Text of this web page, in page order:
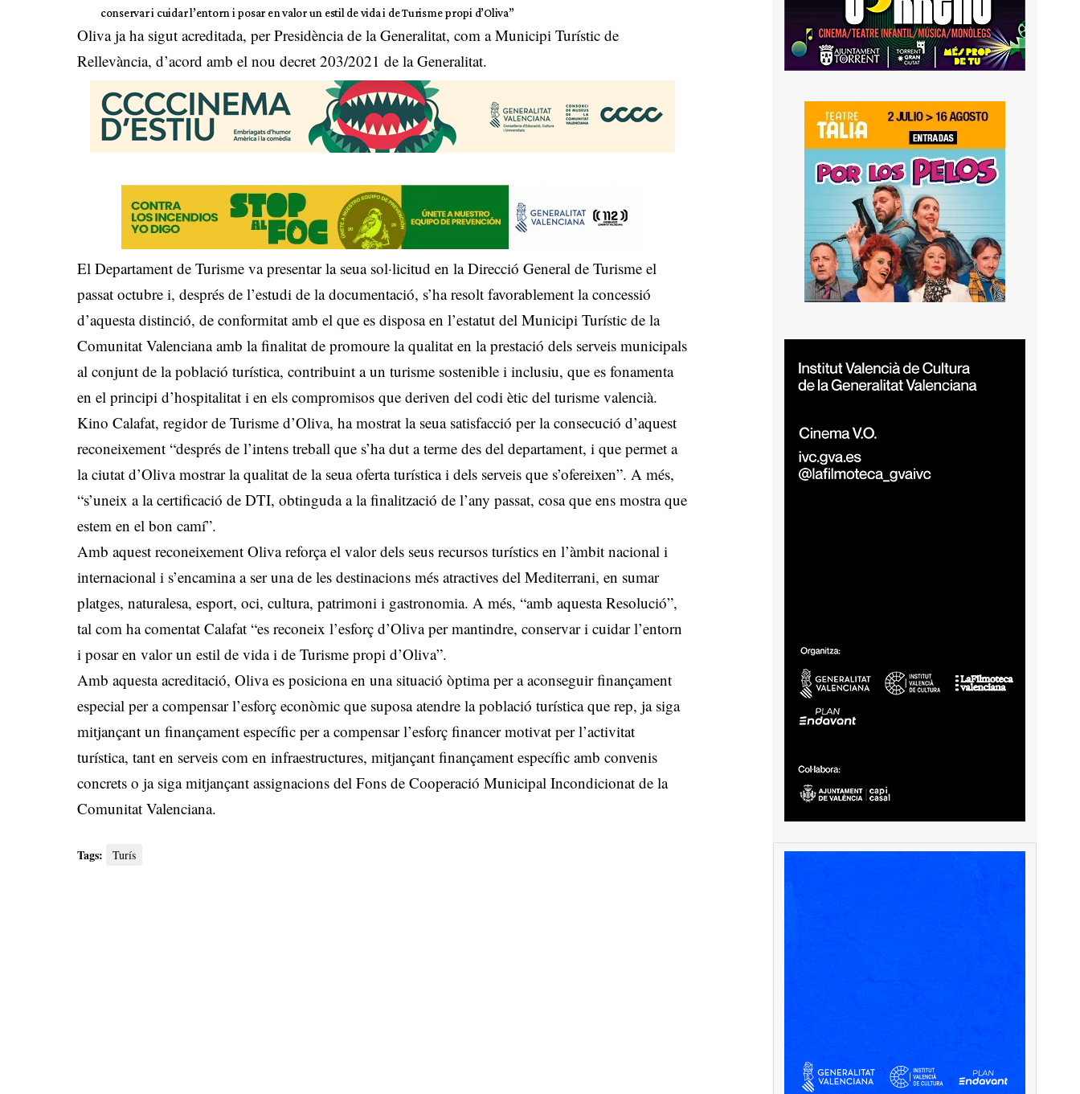
conservar i cuidar l’entorn i posar en valor un estil de vida i de Turisme propi d’Oliva”
Oliva ja ha sigut acreditada, per Presidència de la Generalitat, com a Municipi Turístic de
Rellevància, d’acord amb el nou decret 203/2021 de la Generalitat.
El Departament de Turisme va presentar la seua sol·licitud en la Direcció General de Turisme el
passat octubre i, després de l’estudi de la documentació, s’ha resolt favorablement la concessió
d’aquesta distinció, de conformitat amb el que es disposa en l’estatut del Municipi Turístic de la
Comunitat Valenciana amb la finalitat de promoure la qualitat en la prestació dels serveis municipals
al conjunt de la població turística, contribuint a un turisme sostenible i inclusiu, que es fonamenta
en el principi d’hospitalitat i en els compromisos que deriven del codi ètic del turisme valencià.
Kino Calafat, regidor de Turisme d’Oliva, ha mostrat la seua satisfacció per la consecució d’aquest
reconeixement “després de l’intens treball que s’ha dut a terme des del departament, i que permet a
la ciutat d’Oliva mostrar la qualitat de la seua oferta turística i dels serveis que s’ofereixen”. A més,
“s’uneix a la certificació de DTI, obtinguda a la finalització de l’any passat, cosa que ens mostra que
estem en el bon camí”.
Amb aquest reconeixement Oliva reforça el valor dels seus recursos turístics en l’àmbit nacional i
internacional i s’encamina a ser una de les destinacions més atractives del Mediterrani, en sumar
platges, naturalesa, esport, oci, cultura, patrimoni i gastronomia. A més, “amb aquesta Resolució”,
tal com ha comentat Calafat “es reconeix l’esforç d’Oliva per mantindre, conservar i cuidar l’entorn
i posar en valor un estil de vida i de Turisme propi d’Oliva”.
Amb aquesta acreditació, Oliva es posiciona en una situació òptima per a aconseguir finançament
especial per a compensar l’esforç econòmic que suposa atendre la població turística que rep, ja siga
mitjançant un finançament específic per a compensar l’esforç financer motivat per l’activitat
turística, tant en serveis com en infraestructures, mitjançant finançament específic amb convenis
concrets o ja siga mitjançant assignacions del Fons de Cooperació Municipal Incondicionat de la
Comunitat Valenciana.
Tags: Turís